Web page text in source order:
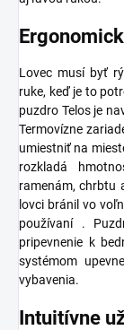
Lovec musí byť
ruke, keď je to
puzdro Telos je
Termovízne
umiestniť na
rozkladá
ramenám, chrbtu
lovci bránil vo
používaní .
pripevnenie k
systémom
vybavenia.
Intuitívne